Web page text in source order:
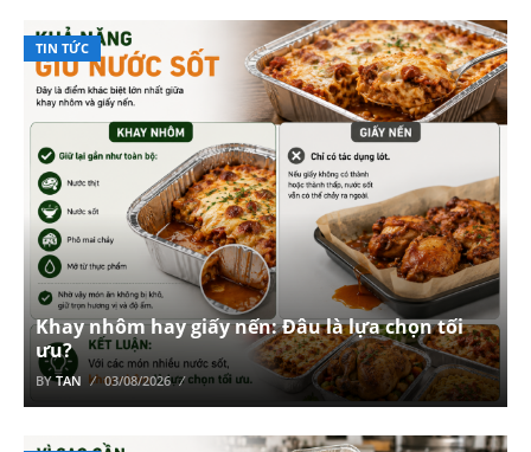
TIN TỨC
Khay nhôm hay giấy nến: Đâu là lựa chọn tối
ưu?
BYTAN 03/08/2026